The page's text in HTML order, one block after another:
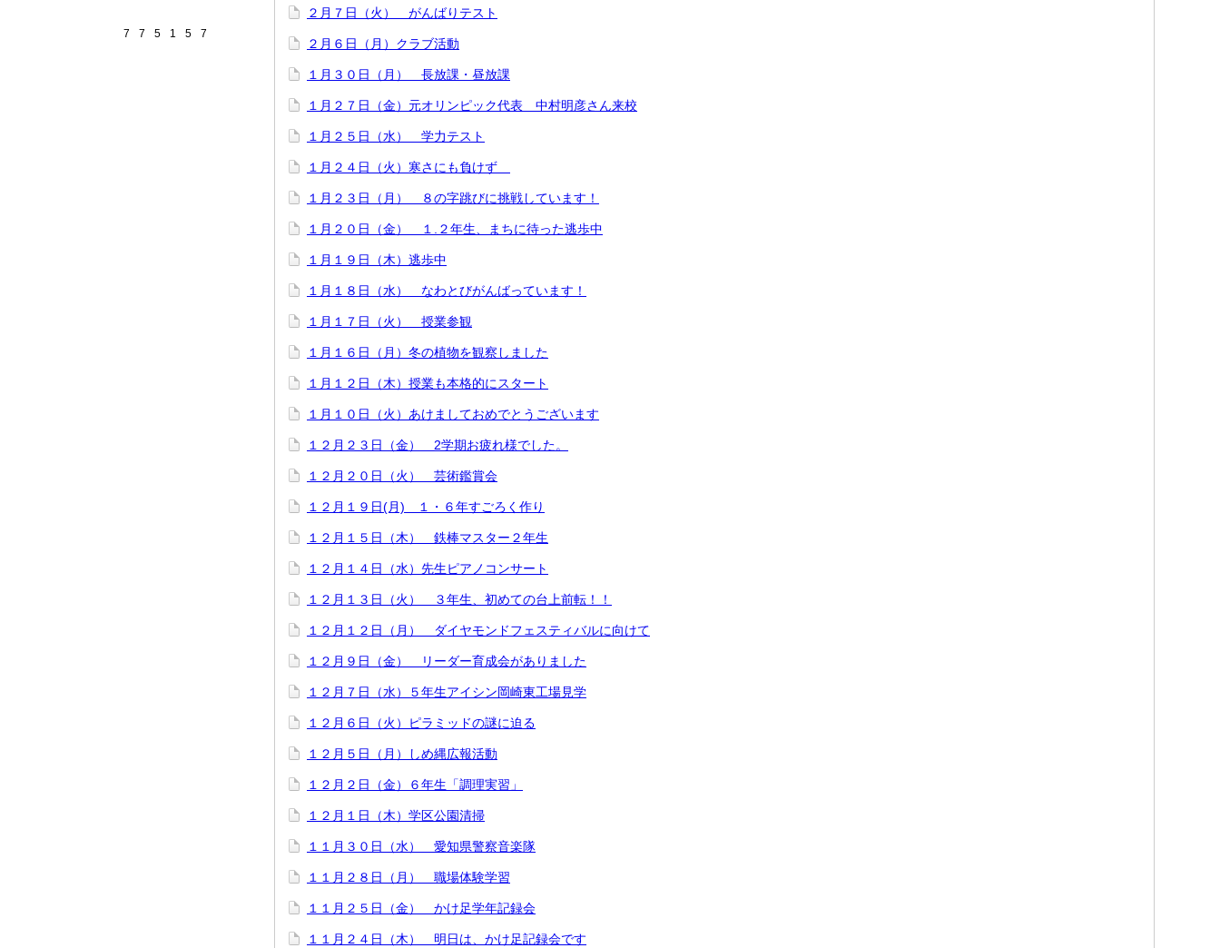
7 7 5 1 5 7
２月７日（火） がんばりテスト
２月６日（月）クラブ活動
１月３０日（月） 長放課・昼放課
１月２７日（金）元オリンピック代表 中村明彦さん来校
１月２５日（水） 学力テスト
１月２４日（火）寒さにも負けず
１月２３日（月） ８の字跳びに挑戦しています！
１月２０日（金） １.２年生、まちに待った逃歩中
１月１９日（木）逃歩中
１月１８日（水） なわとびがんばっています！
１月１７日（火） 授業参観
１月１６日（月）冬の植物を観察しました
１月１２日（木）授業も本格的にスタート
１月１０日（火）あけましておめでとうございます
１２月２３日（金） 2学期お疲れ様でした。
１２月２０日（火） 芸術鑑賞会
１２月１９日(月) １・６年すごろく作り
１２月１５日（木） 鉄棒マスター２年生
１２月１４日（水）先生ピアノコンサート
１２月１３日（火） ３年生、初めての台上前転！！
１２月１２日（月） ダイヤモンドフェスティバルに向けて
１２月９日（金） リーダー育成会がありました
１２月７日（水）５年生アイシン岡崎東工場見学
１２月６日（火）ピラミッドの謎に迫る
１２月５日（月）しめ縄広報活動
１２月２日（金）６年生「調理実習」
１２月１日（木）学区公園清掃
１１月３０日（水） 愛知県警察音楽隊
１１月２８日（月） 職場体験学習
１１月２５日（金） かけ足学年記録会
１１月２４日（木） 明日は、かけ足記録会です